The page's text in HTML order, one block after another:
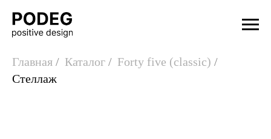
Главная / Каталог / Forty five (classic) /
Стеллаж